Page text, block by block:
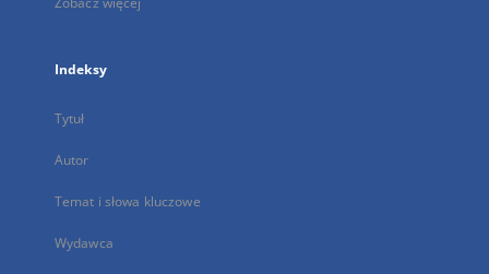
Indeksy
Tytuł
Autor
Temat i słowa kluczowe
Wydawca